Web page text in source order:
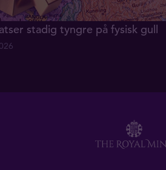
stadig tyngre på fysisk gull